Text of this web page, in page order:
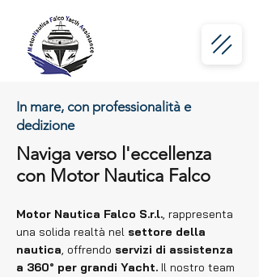
In mare, con professionalità e
dedizione
Naviga verso l'eccellenza
con Motor Nautica Falco
Motor Nautica Falco S.r.l., rappresenta
una solida realtà nel settore della
nautica, offrendo servizi di assistenza
a 360° per grandi Yacht. Il nostro team